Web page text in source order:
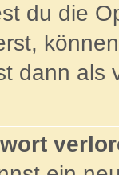
du die
dann als